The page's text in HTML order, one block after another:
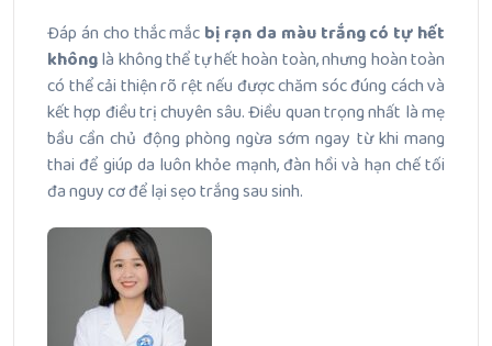
Đáp án cho thắc mắc bị rạn da màu trắng có tự hết
khônglà không thể tự hết hoàn toàn, nhưng hoàn toàn
có thể cải thiện rõ rệt nếu được chăm sóc đúng cách và
kết hợp điều trị chuyên sâu. Điều quan trọng nhất là mẹ
bầu cần chủ động phòng ngừa sớm ngay từ khi mang
thai để giúp da luôn khỏe mạnh, đàn hồi và hạn chế tối
đa nguy cơ để lại sẹo trắng sau sinh.